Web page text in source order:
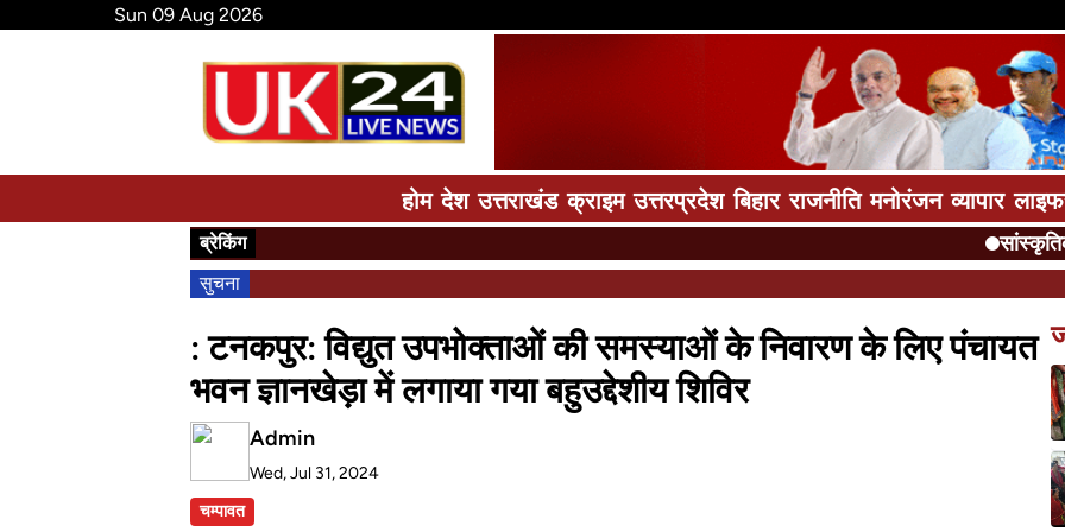
Sun 09 Aug 2026
होम देश उत्तराखंड क्राइम उत्तरप्रदेश बिहार राजनीति मनोरंजन व्यापार
ब्रेकिंग सांस्कृतिक
सुचना
: टनकपुर: विद्युत उपभोक्ताओं की समस्याओं के निवारण के लिए पंचायत
भवन ज्ञानखेड़ा में लगाया गया बहुउद्देशीय शिविर
Admin
Wed, Jul 31, 2024
चम्पावत